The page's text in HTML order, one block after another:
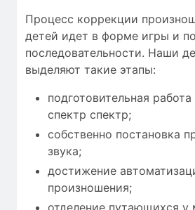
Процесс коррекции
детей идет в форме игры и
последовательности. Наши
выделяют такие этапы:
подготовительная
спектр спектр;
собственно постановка
звука;
достижение
произношения;
отделение путающихся у